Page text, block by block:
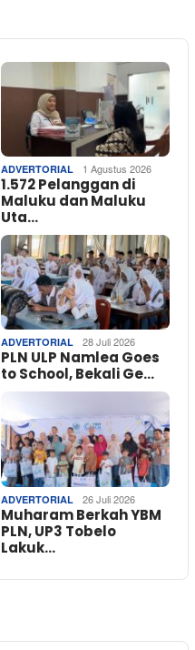
ADVERTORIAL 1 Agustus 2026
1.572 Pelanggan di
Maluku dan Maluku
Uta…
ADVERTORIAL 28 Juli 2026
PLN ULP Namlea Goes
to School, Bekali Ge…
ADVERTORIAL 26 Juli 2026
Muharam Berkah YBM
PLN, UP3 Tobelo
Lakuk…